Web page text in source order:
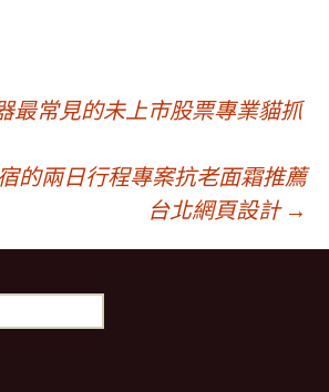
最常見的未上市股票專業貓抓
的兩日行程專案抗老面霜推薦
台北網頁設計 →